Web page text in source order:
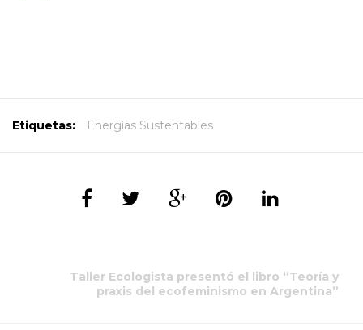
Etiquetas: Energías Sustentables
Taller Ecologista presentó el libro “Teoría y
praxis del ecofeminismo en Argentina”